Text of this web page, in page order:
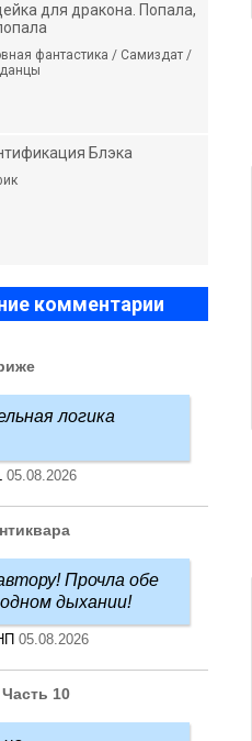
для дракона. Попала,
фантастика / Самиздат /
Блэка
комментарии
логика
05.08.2026
Прочла обе
дыхании!
05.08.2026
10